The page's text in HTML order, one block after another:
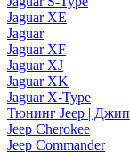
Jaguar XE
Jaguar
Jaguar XF
Jaguar XJ
Jaguar XK
Jaguar X-Type
Тюнинг Jeep | Джип
Jeep Cherokee
Jeep Commander